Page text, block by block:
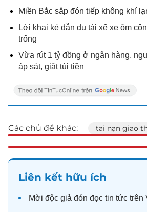
Miền Bắc sắp đón tiếp không khí
Lời khai kẻ dẫn dụ tài xế xe ôm
trống
Vừa rút 1 tỷ đồng ở ngân hàng,
áp sát, giật túi tiền
Các chủ đề khác: tai nạn giao
Liên kết hữu ích
Mời độc giả đón đọc tin tức trên